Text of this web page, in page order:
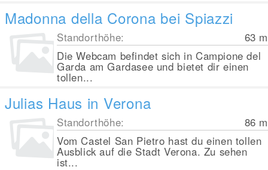
Madonna della Corona bei Spiazzi
Standorthöhe: 63 m
Die Webcam befindet sich in Campione del
Garda am Gardasee und bietet dir einen
tollen...
Julias Haus in Verona
Standorthöhe: 86 m
Vom Castel San Pietro hast du einen tollen
Ausblick auf die Stadt Verona. Zu sehen
ist...